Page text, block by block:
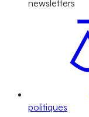
newsletters
politiques